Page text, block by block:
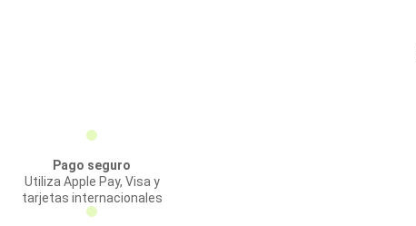
Pago seguro
Utiliza Apple Pay, Visa y
tarjetas internacionales